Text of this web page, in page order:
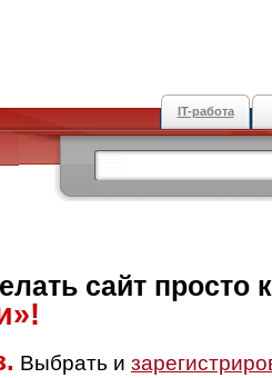
IT-работа
сайт просто
Выбрать и